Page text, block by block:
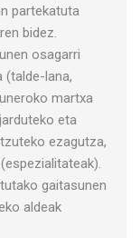
partekatuta
bidez.
osagarri
(talde-lana,
martxa
eta
ezagutza,
gaitasunen
aldeak